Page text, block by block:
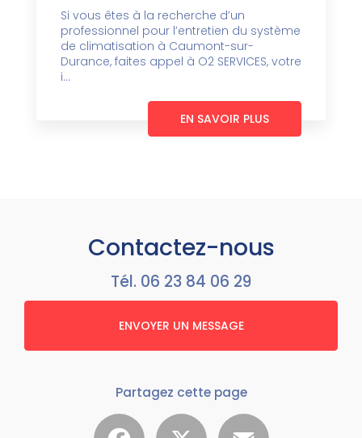
Si vous êtes à la recherche d’un
professionnel pour l’entretien du système
de climatisation à Caumont-sur-
Durance, faites appel à O2 SERVICES, votre
i...
EN SAVOIR PLUS
Contactez-nous
Tél. 06 23 84 06 29
ENVOYER UN MESSAGE
Partagez cette page
Facebook